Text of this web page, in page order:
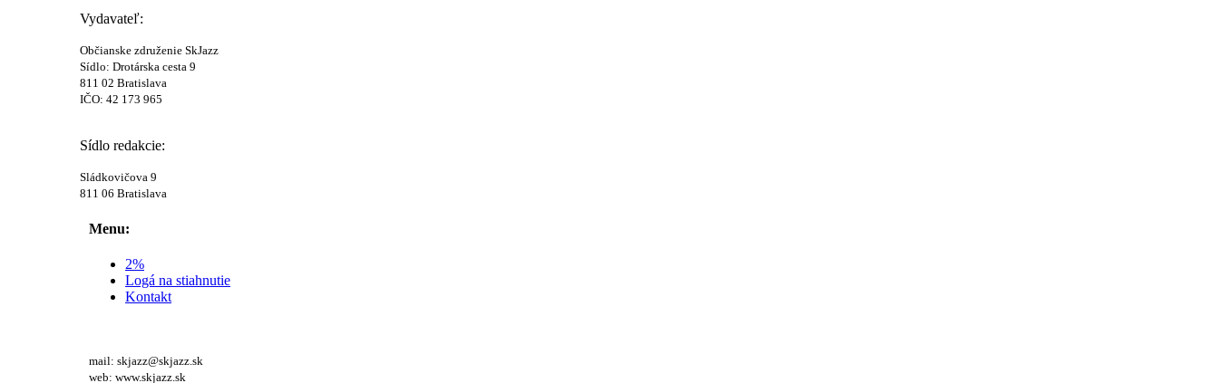
Vydavateľ:
Občianske združenie SkJazz
Sídlo: Drotárska cesta 9
811 02 Bratislava
IČO: 42 173 965
Sídlo redakcie:
Sládkovičova 9
811 06 Bratislava
Menu:
2%
Logá na stiahnutie
Kontakt
mail: skjazz@skjazz.sk
web: www.skjazz.sk